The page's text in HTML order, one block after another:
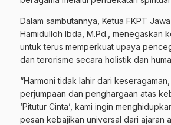
Dalam sambutannya, Ketua FKPT
Hamidulloh Ibda, M.Pd., menegaskan
untuk terus memperkuat upaya
dan terorisme secara holistik dan
“Harmoni tidak lahir dari
perjumpaan dan penghargaan atas
‘Pitutur Cinta’, kami ingin
pesan kebajikan universal dari ajaran